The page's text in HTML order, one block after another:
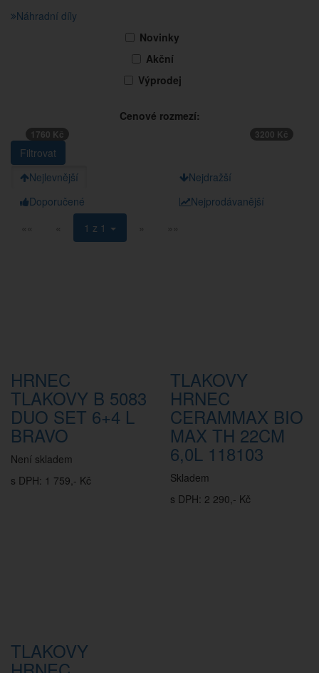
Náhradní díly
Novinky
Akční
Výprodej
Cenové rozmezí:
1760 Kč 3200 Kč
Nejlevnější
Nejdražší
Doporučené
Nejprodávanější
««
« 1 z 1 » »»
HRNEC
TLAKOVY B 5083
DUO SET 6+4 L
BRAVO
Není skladem
s DPH: 1 759,- Kč
TLAKOVY
HRNEC
CERAMMAX BIO
MAX TH 22CM
6,0L 118103
Skladem
s DPH: 2 290,- Kč
TLAKOVY